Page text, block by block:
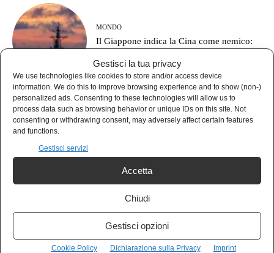
Gestisci la tua privacy
We use technologies like cookies to store and/or access device
information. We do this to improve browsing experience and to show (non-)
personalized ads. Consenting to these technologies will allow us to
process data such as browsing behavior or unique IDs on this site. Not
consenting or withdrawing consent, may adversely affect certain features
and functions.
Gestisci servizi
Accetta
Chiudi
Gestisci opzioni
Cookie Policy Dichiarazione sulla Privacy Imprint
MONDO
Il Giappone indica la Cina come nemico:
pronto a combattere fino a Taiwan
Trump si nasconde dietro l’Oman: la resa
mascherata da diplomazia